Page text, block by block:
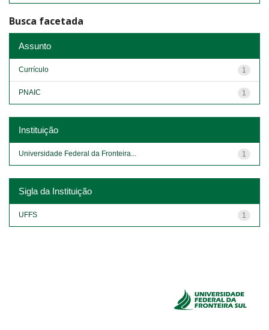
Busca facetada
Assunto
1
Currículo
1
PNAIC
Instituição
1
Universidade Federal da Fronteira...
Sigla da Instituição
1
UFFS